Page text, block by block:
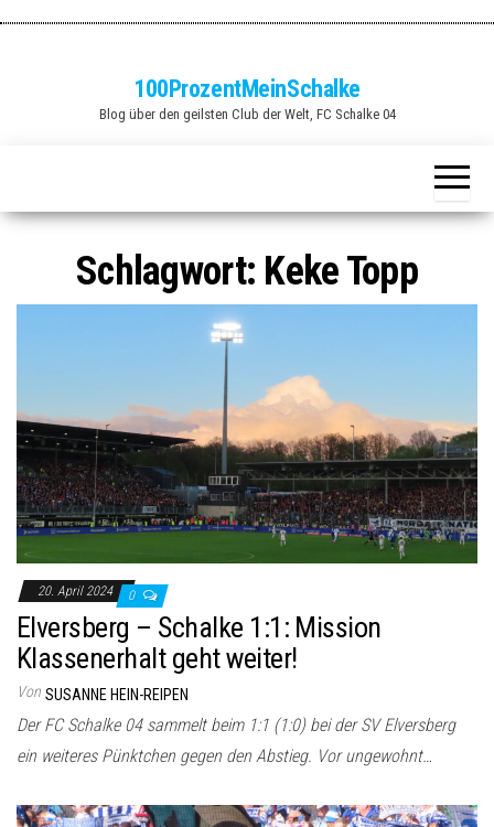
100ProzentMeinSchalke
Blog über den geilsten Club der Welt, FC Schalke 04
Schlagwort: Keke Topp
20. April 2024 0
Elversberg – Schalke 1:1: Mission
Klassenerhalt geht weiter!
Von SUSANNE HEIN-REIPEN
Der FC Schalke 04 sammelt beim 1:1 (1:0) bei der SV Elversberg
ein weiteres Pünktchen gegen den Abstieg. Vor ungewohnt…